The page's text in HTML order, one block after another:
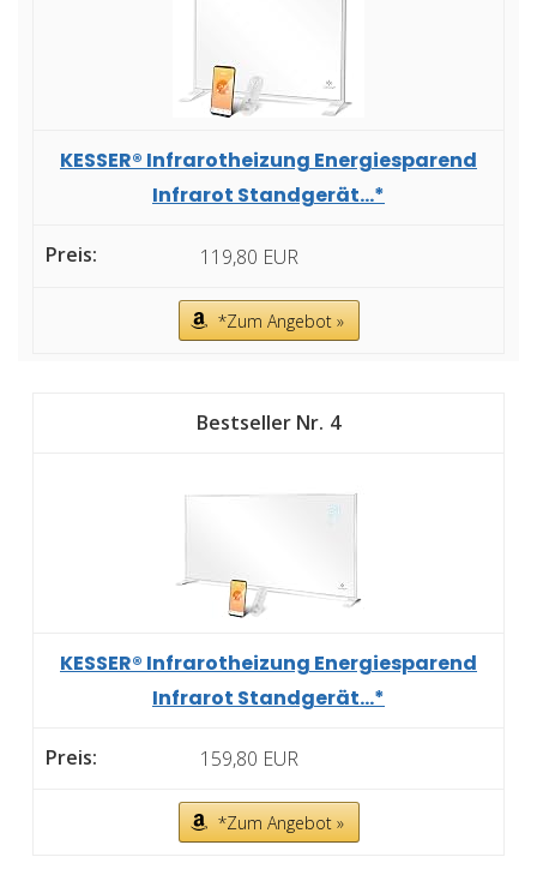
KESSER® Infrarotheizung Energiesparend
Infrarot Standgerät...*
119,80 EUR
*Zum Angebot »
4
KESSER® Infrarotheizung Energiesparend
Infrarot Standgerät...*
159,80 EUR
*Zum Angebot »